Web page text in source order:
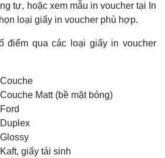
tự, hoặc xem mẫu in voucher tại In
loại giấy in voucher phù hợp.
điểm qua các loại giấy in voucher
Matt (bề mặt bóng)
giấy tái sinh